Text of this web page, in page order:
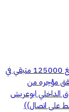
عماره تجاريه سكني المحلات مؤجره علي شركة بمبلغ 125000 متبقي في
الشقق ٢ الدور الثاني الدور الثالث ٢ شقق مؤجره من
الاجمالي١٩٧٠٠٠﷼ السوق الداخلي ابوعريش
على اتصال))